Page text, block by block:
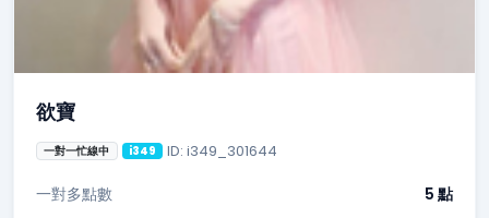
欲寶
一對一忙線中 i349 ID: i349_301644
一對多點數
5 點